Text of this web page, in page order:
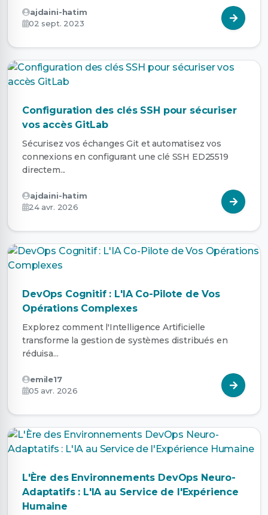
ajdaini-hatim
02 sept. 2023
Configuration des clés SSH pour sécuriser
vos accès GitLab
Sécurisez vos échanges Git et automatisez vos
connexions en configurant une clé SSH ED25519
directem...
ajdaini-hatim
24 avr. 2026
DevOps Cognitif : L'IA Co-Pilote de Vos
Opérations Complexes
Explorez comment l'Intelligence Artificielle
transforme la gestion de systèmes distribués en
réduisa...
emile17
05 avr. 2026
L'Ère des Environnements DevOps Neuro-
Adaptatifs : L'IA au Service de l'Expérience
Humaine